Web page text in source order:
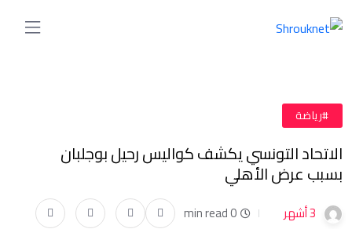
#رياضة
الاتحاد التونسي يكشف كواليس رحيل بوجلبان
بسبب عرض الأهلي
3 أشهر 0 min read